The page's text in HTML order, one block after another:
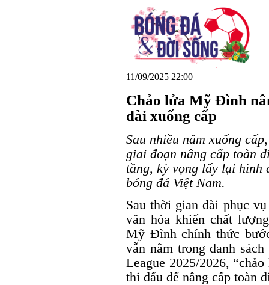
11/09/2025 22:00
Chảo lửa Mỹ Đình
dài xuống cấp
Sau nhiều năm xuống
giai đoạn nâng cấp toàn
tầng, kỳ vọng lấy lại hình
bóng đá Việt Nam.
Sau thời gian dài phục
văn hóa khiến chất
Mỹ Đình chính thức
vẫn nằm trong danh
League 2025/2026,
thi đấu để nâng cấp toàn